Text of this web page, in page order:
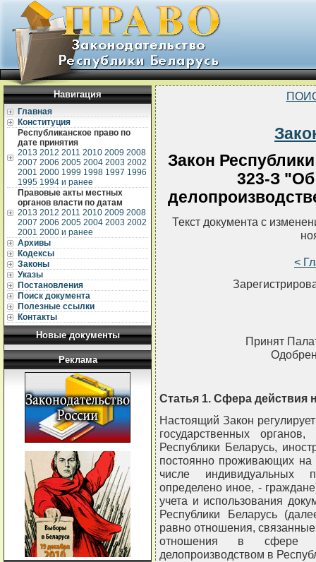
Навигация
Главная
Конституция
Республиканское право по
дате принятия
2013 2012 2011 2010 2009 2008
2007 2006 2005 2004 2003 2002
2001 2000 1999 1998 1997 1996
1995 1994 и ранее
Правовые акты местных
органов власти по датам
2013 2012 2011 2010 2009 2008
2007 2006 2005 2004 2003 2002
2001 2000 и ранее
Архивы
Кодексы
Законы
Указы
Постановления
Поиск документа
Полезные ссылки
Контакты
Новые документы
Реклама
Закон
323-З
Текст документа с
<
Принят
Статья 1. Сфера действия
Настоящий Закон
государственных
Республики Беларусь,
постоянно проживающих на
числе индивидуальных
определено иное, -
учета и использования
Республики Беларусь
равно отношения,
отношения в сфере
делопроизводством в